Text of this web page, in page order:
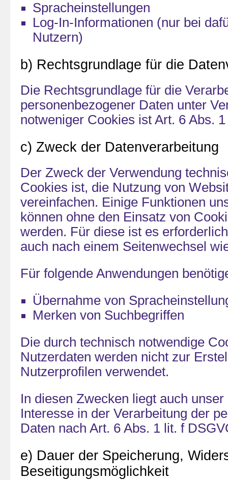
Spracheinstellungen
Log-In-Informationen (nur bei
Nutzern)
b) Rechtsgrundlage für die
Die Rechtsgrundlage für die
personenbezogener Daten unter
notweniger Cookies ist Art. 6 Abs.
c) Zweck der Datenverarbeitung
Der Zweck der Verwendung
Cookies ist, die Nutzung von
vereinfachen. Einige Funktionen
können ohne den Einsatz von
werden. Für diese ist es
auch nach einem Seitenwechsel
Für folgende Anwendungen
Übernahme von
Merken von Suchbegriffen
Die durch technisch notwendige
Nutzerdaten werden nicht zur
Nutzerprofilen verwendet.
In diesen Zwecken liegt auch
Interesse in der Verarbeitung der
Daten nach Art. 6 Abs. 1 lit. f
e) Dauer der Speicherung,
Beseitigungsmöglichkeit